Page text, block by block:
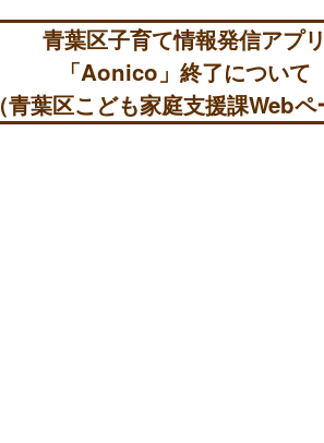
青葉区子育て情報発信アプ
「Aonico」終了について
（青葉区こども家庭支援課Web